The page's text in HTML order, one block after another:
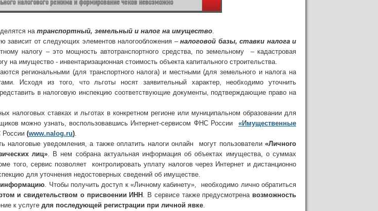
на транспортный, земельный и налог на имущество.
зависит от следующих элементов налогообложения – налоговой базы, ставки налога и
налогу – это мощность автотранспортного средства, по земельному – кадастровая
на имущество - инвентаризационная стоимость объекта капитального строительства.
региональными (для транспортного налога) и местными (для земельного и налога на
Исходя из того, что льготы носят заявительный характер, необходимо уточнить
в налоговую инспекцию соответствующие документы, подтверждающие право на
налоговых ставках и льготах в конкретном регионе или муниципальном образовании для
можно узнать, воспользовавшись Интернет-сервисом ФНС России «Имущественные
России (www.nalog.ru).
налоговые уведомления, а также оплатить налоги онлайн могут пользователи «Личного
лиц». В нем собрана актуальная информация об объектах имущества, о суммах
того, сервис позволяет контролировать уплату налогов через Интернет и дистанционно
для уточнения недостоверных сведений об имуществе.
информацию. Чтобы получить доступ к «Личному кабинету», необходимо лично обратиться
и свидетельством о присвоении ИНН . В сервисе также предусмотрена возможность
к услуге для последующей регистрации при личной явке.